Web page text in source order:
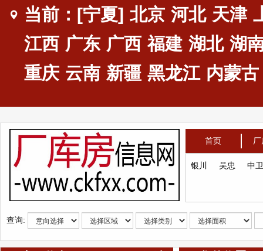
当前：[宁夏] 北京 河北 天津
江西 广东 广西 福建 湖北 湖
重庆 云南 新疆 黑龙江 内蒙古
首页
银川 吴忠 中卫
查询: